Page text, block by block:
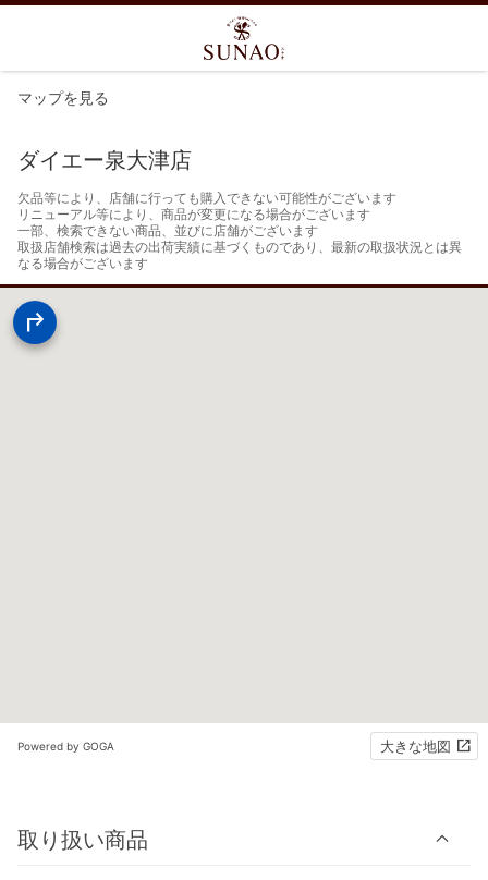
マップを見る
ダイエー泉大津店
欠品等により、店舗に行っても購入できない可能性がございます
リニューアル等により、商品が変更になる場合がございます
一部、検索できない商品、並びに店舗がございます
取扱店舗検索は過去の出荷実績に基づくものであり、最新の取扱状況とは異
なる場合がございます
Powered by GOGA 大きな地図
取り扱い商品